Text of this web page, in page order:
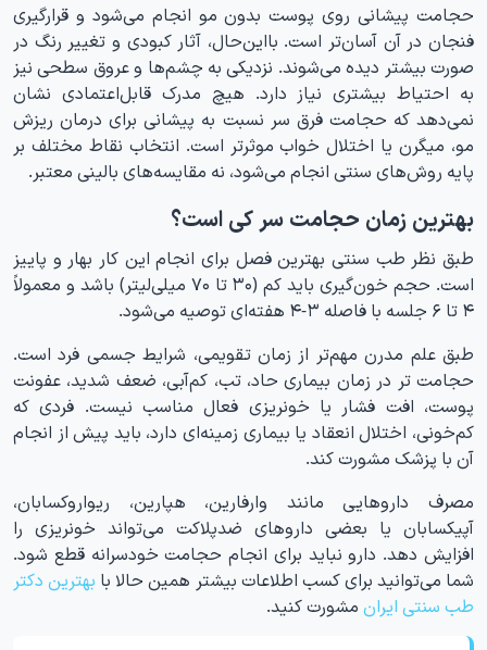
حجامت پیشانی روی پوست بدون مو انجام می‌شود و قرارگیری
فنجان در آن آسان‌تر است. بااین‌حال، آثار کبودی و تغییر رنگ در
صورت بیشتر دیده می‌شوند. نزدیکی به چشم‌ها و عروق سطحی نیز
به احتیاط بیشتری نیاز دارد. هیچ مدرک قابل‌اعتمادی نشان
نمی‌دهد که حجامت فرق سر نسبت به پیشانی برای درمان ریزش
مو، میگرن یا اختلال خواب موثرتر است. انتخاب نقاط مختلف بر
پایه روش‌های سنتی انجام می‌شود، نه مقایسه‌های بالینی معتبر.
بهترین زمان حجامت سر کی است؟
طبق نظر طب سنتی بهترین فصل برای انجام این کار بهار و پاییز
است. حجم خون‌گیری باید کم (۳۰ تا ۷۰ میلی‌لیتر) باشد و معمولاً
۴ تا ۶ جلسه با فاصله ۳-۴ هفته‌ای توصیه می‌شود.
طبق علم مدرن مهم‌تر از زمان تقویمی، شرایط جسمی فرد است.
حجامت تر در زمان بیماری حاد، تب، کم‌آبی، ضعف شدید، عفونت
پوست، افت فشار یا خونریزی فعال مناسب نیست. فردی که
کم‌خونی، اختلال انعقاد یا بیماری زمینه‌ای دارد، باید پیش از انجام
آن با پزشک مشورت کند.
مصرف داروهایی مانند وارفارین، هپارین، ریواروکسابان،
آپیکسابان یا بعضی داروهای ضدپلاکت می‌تواند خونریزی را
افزایش دهد. دارو نباید برای انجام حجامت خودسرانه قطع شود.
شما می‌توانید برای کسب اطلاعات بیشتر همین حالا با بهترین دکتر
طب سنتی ایران مشورت کنید.